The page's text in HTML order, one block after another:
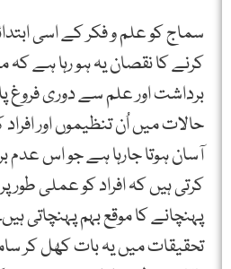
سماج کو علم و فکر کے اسی
کرنے کا نقصان یہ ہو رہا ہے
برداشت اور علم سے دوری فروغ
حالات میں اُن تنظیموں اور
آسان ہوتا جارہا ہے جو اس عدم
کرتی ہیں کہ افراد کو عملی طور
پہنچانے کا موقع بہم پہنچاتی
تحقیقات میں یہ بات کھل کر